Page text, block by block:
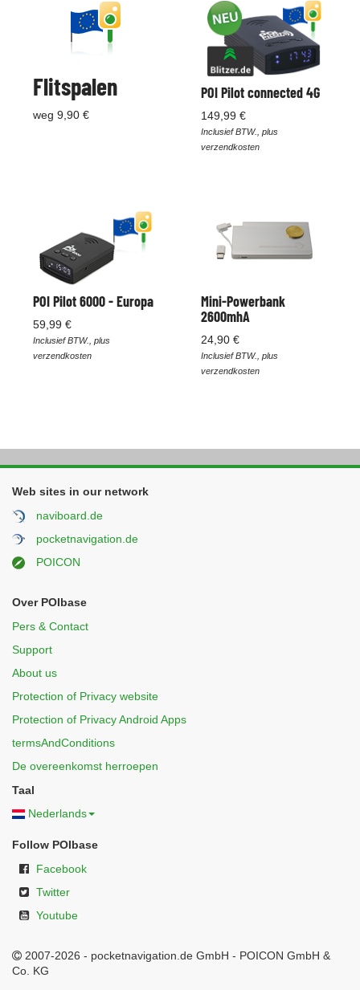
Flitspalen
weg 9,90 €
POI Pilot connected 4G
149,99 €
Inclusief BTW., plus
verzendkosten
POI Pilot 6000 - Europa
59,99 €
Inclusief BTW., plus
verzendkosten
Mini-Powerbank
2600mhA
24,90 €
Inclusief BTW., plus
verzendkosten
Web sites in our network
naviboard.de
pocketnavigation.de
POICON
Over POIbase
Pers & Contact
Support
About us
Protection of Privacy website
Protection of Privacy Android Apps
termsAndConditions
De overeenkomst herroepen
Taal
Nederlands
Follow POIbase
Facebook
Twitter
Youtube
2007-2026 - pocketnavigation.de GmbH - POICON GmbH &
Co. KG